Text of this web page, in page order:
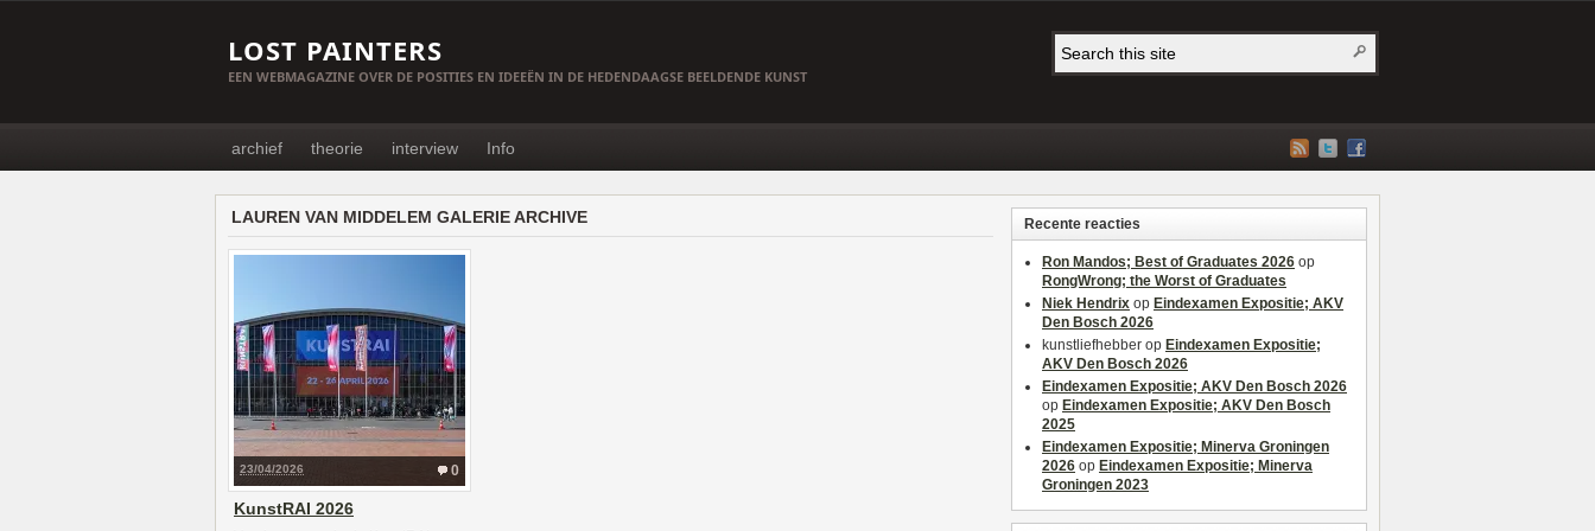
LOST PAINTERS
EEN WEBMAGAZINE OVER DE POSITIES EN IDEEËN IN DE HEDENDAAGSE BEELDENDE KUNST
archief theorie interview Info
LAUREN VAN MIDDELEM GALERIE ARCHIVE
0
23/04/2026
KunstRAI 2026
Recente reacties
Ron Mandos; Best of Graduates 2026 op
RongWrong; the Worst of Graduates
Niek Hendrix op Eindexamen Expositie; AKV
Den Bosch 2026
kunstliefhebber op Eindexamen Expositie;
AKV Den Bosch 2026
Eindexamen Expositie; AKV Den Bosch 2026
op Eindexamen Expositie; AKV Den Bosch
2025
Eindexamen Expositie; Minerva Groningen
2026 op Eindexamen Expositie; Minerva
Groningen 2023